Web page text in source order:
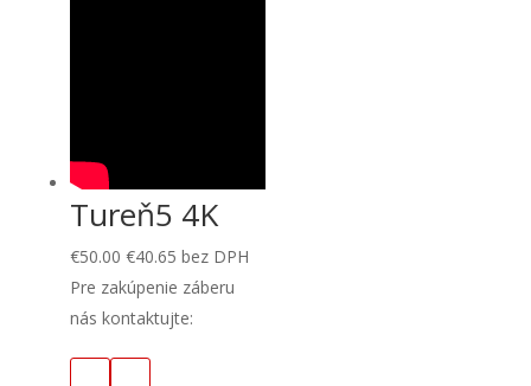
Tureň5 4K
€50.00 €40.65 bez DPH
Pre zakúpenie záberu
nás kontaktujte: